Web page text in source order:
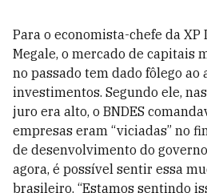
Para o economista-chefe da
Megale, o mercado de capitais
no passado tem dado fôlego ao
investimentos. Segundo ele,
juro era alto, o BNDES
empresas eram “viciadas” no
de desenvolvimento do
agora, é possível sentir essa
brasileiro. “Estamos sentindo